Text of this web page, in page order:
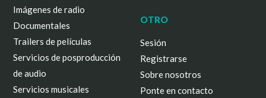
Imágenes de radio
Documentales
Trailers de películas
Servicios de posproducción
de audio
Servicios musicales
OTRO
Sesión
Registrarse
Sobre nosotros
Ponte en contacto